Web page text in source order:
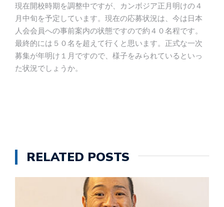
現在開校時期を調整中ですが、カンボジア正月明けの４
月中旬を予定しています。現在の応募状況は、今は日本
人会会員への事前案内の状態ですので約４０名程です。
最終的には５０名を超えて行くと思います。正式な一次
募集が年明け１月ですので、様子をみられているといっ
た状況でしょうか。
RELATED POSTS